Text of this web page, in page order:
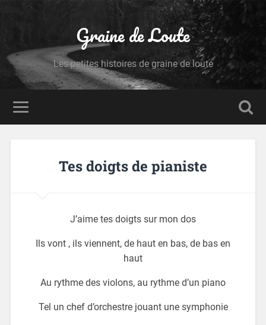
Graine de Loute
Les petites histoires de graine de loute
Tes doigts de pianiste
J’aime tes doigts sur mon dos
Ils vont , ils viennent, de haut en bas, de bas en
haut
Au rythme des violons, au rythme d’un piano
Tel un chef d’orchestre jouant une symphonie